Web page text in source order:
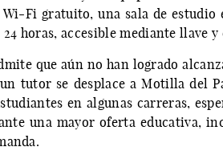
Wi-Fi gratuito, una sala de estudio
horas, accesible mediante llave y
que aún no han logrado
tutor se desplace a Motilla del
en algunas carreras,
una mayor oferta educativa,